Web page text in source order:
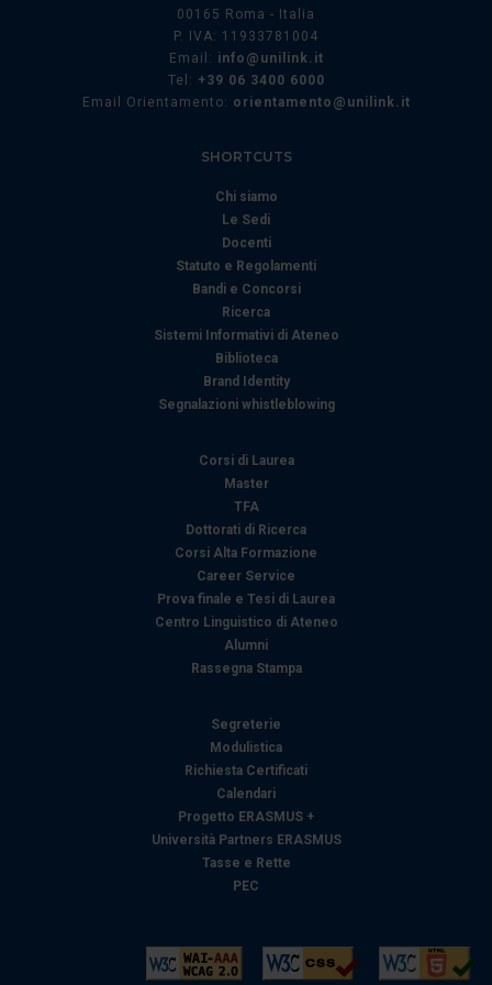
00165 Roma - Italia
P. IVA: 11933781004
Email: info@unilink.it
Tel: +39 06 3400 6000
Email Orientamento: orientamento@unilink.it
SHORTCUTS
Chi siamo
Le Sedi
Docenti
Statuto e Regolamenti
Bandi e Concorsi
Ricerca
Sistemi Informativi di Ateneo
Biblioteca
Brand Identity
Segnalazioni whistleblowing
Corsi di Laurea
Master
TFA
Dottorati di Ricerca
Corsi Alta Formazione
Career Service
Prova finale e Tesi di Laurea
Centro Linguistico di Ateneo
Alumni
Rassegna Stampa
Segreterie
Modulistica
Richiesta Certificati
Calendari
Progetto ERASMUS +
Università Partners ERASMUS
Tasse e Rette
PEC